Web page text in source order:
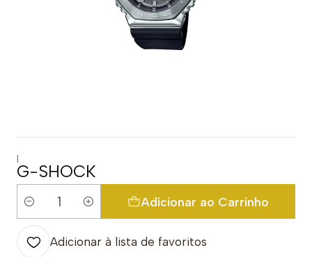
|
G-SHOCK
Quantidade
Adicionar ao Carrinho
Adicionar à lista de favoritos